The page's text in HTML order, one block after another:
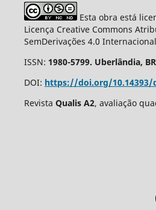
Esta obra está
Licença Creative Commons
SemDerivações 4.0
ISSN: 1980-5799. Uberlândia,
DOI: https://doi.org/10.14393/
Revista Qualis A2, avaliação